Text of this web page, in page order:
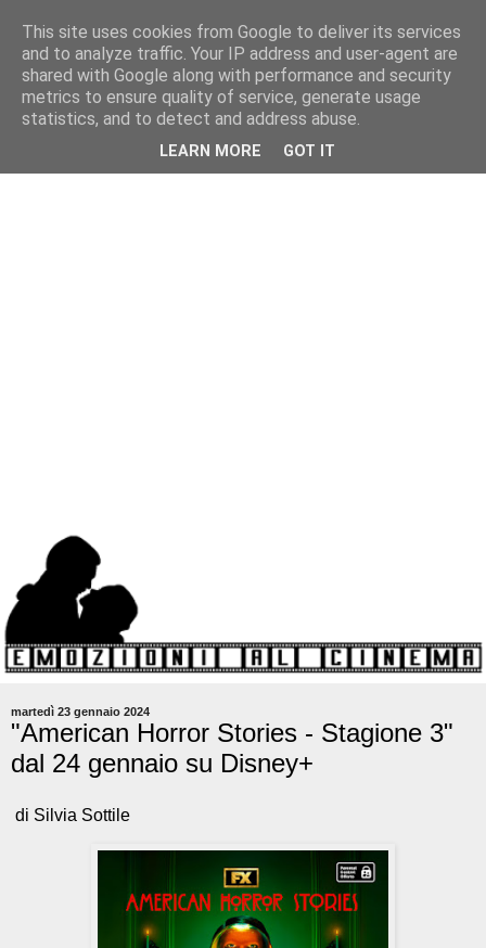
martedì 23 gennaio 2024
"American Horror Stories - Stagione 3"
dal 24 gennaio su Disney+
di Silvia Sottile
This site uses cookies from Google to deliver its services
and to analyze traffic. Your IP address and user-agent are
shared with Google along with performance and security
metrics to ensure quality of service, generate usage
statistics, and to detect and address abuse.
LEARN MORE GOT IT